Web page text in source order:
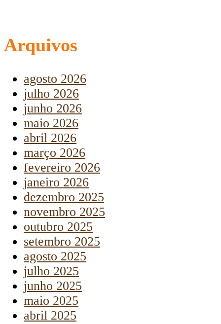
Arquivos
agosto 2026
julho 2026
junho 2026
maio 2026
abril 2026
março 2026
fevereiro 2026
janeiro 2026
dezembro 2025
novembro 2025
outubro 2025
setembro 2025
agosto 2025
julho 2025
junho 2025
maio 2025
abril 2025